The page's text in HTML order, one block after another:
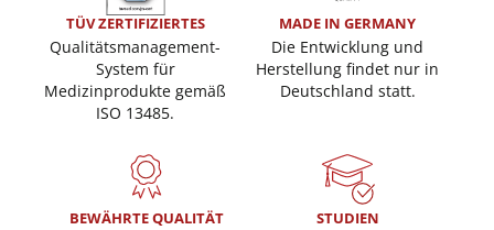
TÜV ZERTIFIZIERTES
Qualitätsmanagement-
System für
Medizinprodukte gemäß
ISO 13485.
MADE IN GERMANY
Die Entwicklung und
Herstellung findet nur in
Deutschland statt.
BEWÄHRTE QUALITÄT STUDIEN